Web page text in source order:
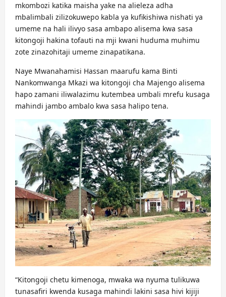
mkombozi katika maisha yake na alieleza adha
mbalimbali zilizokuwepo kabla ya kufikishiwa nishati ya
umeme na hali ilivyo sasa ambapo alisema kwa sasa
kitongoji hakina tofauti na mji kwani huduma muhimu
zote zinazohitaji umeme zinapatikana.
Naye Mwanahamisi Hassan maarufu kama Binti
Nankomwanga Mkazi wa kitongoji cha Majengo alisema
hapo zamani iliwalazimu kutembea umbali mrefu kusaga
mahindi jambo ambalo kwa sasa halipo tena.
“Kitongoji chetu kimenoga, mwaka wa nyuma tulikuwa
tunasafiri kwenda kusaga mahindi lakini sasa hivi kijiji